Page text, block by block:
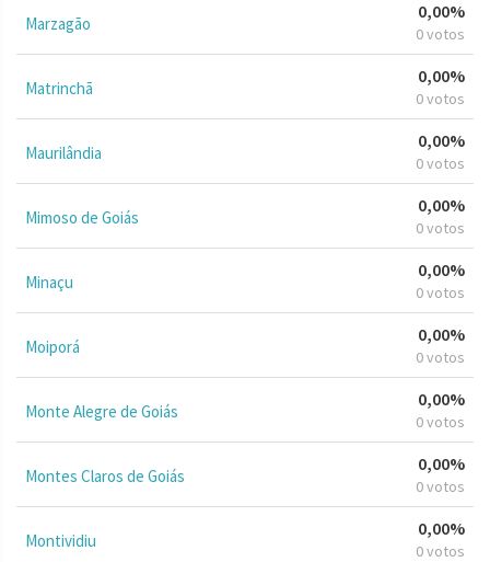
Marzagão
0,00%
0 votos
Matrinchã
0,00%
0 votos
Maurilândia
0,00%
0 votos
Mimoso de Goiás
0,00%
0 votos
Minaçu
0,00%
0 votos
Moiporá
0,00%
0 votos
Monte Alegre de Goiás
0,00%
0 votos
Montes Claros de Goiás
0,00%
0 votos
Montividiu
0,00%
0 votos